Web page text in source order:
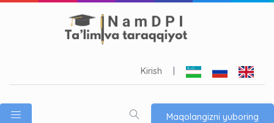
Kirish
Maqolangizni yuboring